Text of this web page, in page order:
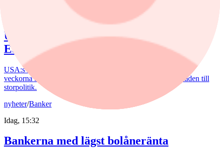
USA rycker ut för yenen – och retar upp
Europa
USA:s ingripande för yenen har retat upp ECB. De senaste
veckorna har den japanska valutan förvandlat valutamarknaden till
storpolitik.
nyheter/Banker
Idag, 15:32
Bankerna med lägst bolåneränta